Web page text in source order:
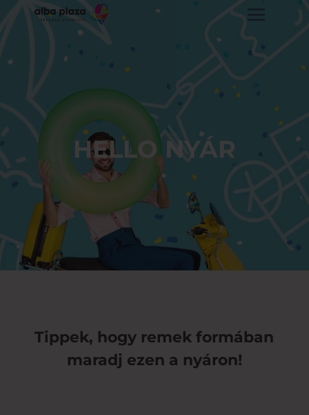
HELLO NYÁR
Tippek, hogy remek formában
maradj ezen a nyáron!